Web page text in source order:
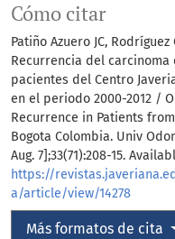
Cómo citar
Patiño Azuero JC,
Recurrencia del
pacientes del Centro
en el periodo 2000-2012 /
Recurrence in Patients
Bogota Colombia. Univ
Aug. 7];33(71):208-15.
https://
a/article/view/14278
Más formatos de cita